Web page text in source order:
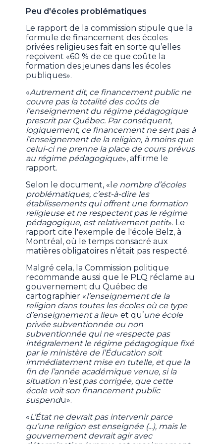
Peu d'écoles problématiques
Le rapport de la commission stipule que la
formule de financement des écoles
privées religieuses fait en sorte qu’elles
reçoivent «60 % de ce que coûte la
formation des jeunes dans les écoles
publiques».
«Autrement dit, ce financement public ne
couvre pas la totalité des coûts de
l’enseignement du régime pédagogique
prescrit par Québec. Par conséquent,
logiquement, ce financement ne sert pas à
l’enseignement de la religion, à moins que
celui-ci ne prenne la place de cours prévus
au régime pédagogique», affirme le
rapport.
Selon le document, «l e nombre d’écoles
problématiques, c’est-à-dire les
établissements qui offrent une formation
religieuse et ne respectent pas le régime
pédagogique, est relativement petit». Le
rapport cite l'exemple de l'école Belz, à
Montréal, où le temps consacré aux
matières obligatoires n’était pas respecté.
Malgré cela, la Commission politique
recommande aussi que le PLQ réclame au
gouvernement du Québec de
cartographier «l’enseignement de la
religion dans toutes les écoles où ce type
d’enseignement a lieu» et qu’une école
privée subventionnée ou non
subventionnée qui ne «respecte pas
intégralement le régime pédagogique fixé
par le ministère de l’Éducation soit
immédiatement mise en tutelle, et que la
fin de l’année académique venue, si la
situation n’est pas corrigée, que cette
école voit son financement public
suspendu».
«L’État ne devrait pas intervenir parce
qu’une religion est enseignée (...), mais le
gouvernement devrait agir avec